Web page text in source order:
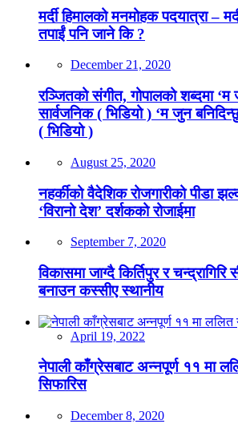
मर्दी हिमालको मनमोहक पदयात्रा –
तपाईं पनि जाने कि ?
December 21, 2020
रञ्जितको संगीत, गोपालको शब्दमा ‘म
सार्वजनिक ( भिडियो ) ‘म जुन
( भिडियो )
August 25, 2020
नहर्कीको वैदेशिक रोजगारीको पीडा
‘विरानो देश’ दर्शकको रोजाईमा
September 7, 2020
विकासमा जाग्दै किर्तिपुर र चन्द्रागिरि
बनाउन कस्सीए स्थानीय
April 19, 2022
नेपाली काँग्रेसबाट अन्नपूर्ण ११ मा
सिफारिस
December 8, 2020